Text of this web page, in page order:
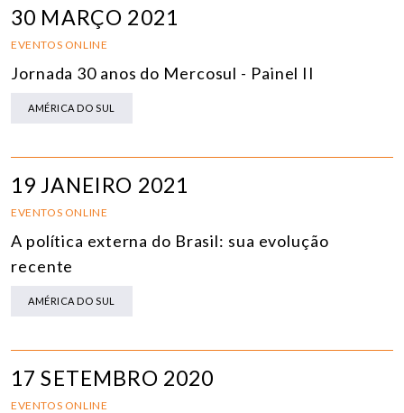
30 MARÇO 2021
EVENTOS ONLINE
Jornada 30 anos do Mercosul - Painel II
AMÉRICA DO SUL
19 JANEIRO 2021
EVENTOS ONLINE
A política externa do Brasil: sua evolução
recente
AMÉRICA DO SUL
17 SETEMBRO 2020
EVENTOS ONLINE